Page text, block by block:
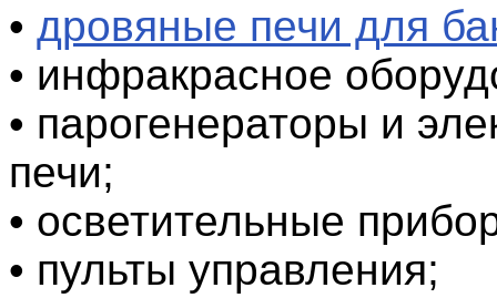
• дровяные печи для
• инфракрасное
• парогенераторы и
печи;
• осветительные
• пульты управления;